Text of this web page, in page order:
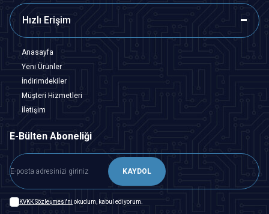
Hızlı Erişim
Anasayfa
Yeni Ürünler
İndirimdekiler
Müşteri Hizmetleri
İletişim
E-Bülten Aboneliği
KAYDOL
KVKK Sözleşmesi'ni okudum, kabul ediyorum.